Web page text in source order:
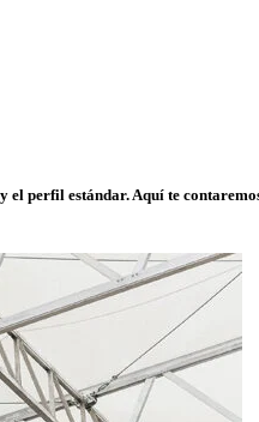
y el perfil estándar. Aquí te